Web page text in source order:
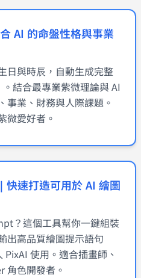
AI 的命盤性格與事業
日與時辰，自動生成完整
結合最專業紫微理論與 AI
事業、財務與人際課題。
微愛好者。
速打造可用於 AI 繪圖
？這個工具幫你一鍵組裝
出高品質繪圖提示語句
PixAI 使用。適合插畫師、
角色開發者。